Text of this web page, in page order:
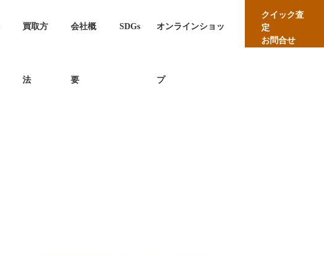
買取方
法
会社概
要
SDGs オンラインショッ
プ
クイック査
定
お問合せ